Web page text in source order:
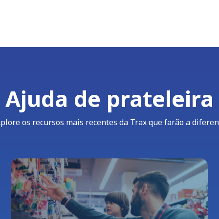
Ajuda de prateleira
os recursos mais recentes da Trax que farão a